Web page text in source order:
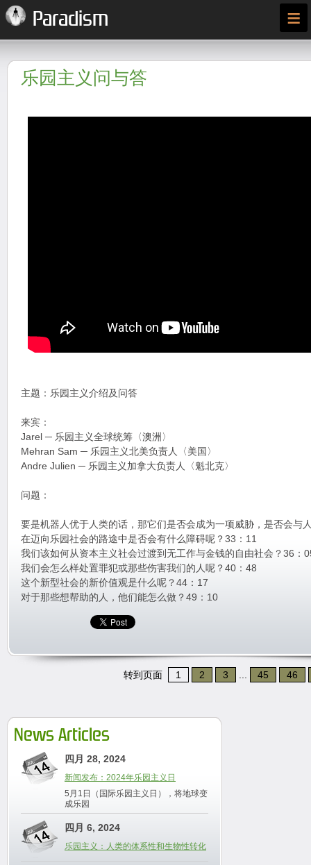
Paradism ≡
乐园主义问与答
主题：乐园主义介绍及问答
来宾：
Jarel ─ 乐园主义全球统筹〈澳洲〉
Mehran Sam ─ 乐园主义北美负责人〈美国〉
Andre Julien ─ 乐园主义加拿大负责人〈魁北克〉
问题：
要是机器人优于人类的话，那它们是否会成为一项威胁，是否会与
在迈向乐园社会的路途中是否会有什么障碍呢？33：11
我们该如何从资本主义社会过渡到无工作与金钱的自由社会？36：
我们会怎么样处置罪犯或那些伤害我们的人呢？40：48
这个新型社会的新价值观是什么呢？44：17
对于那些想帮助的人，他们能怎么做？49：10
转到页面 1 2 3 45 46
News Articles
四月 28, 2024
新闻发布：2024年乐园主义日
5月1日（国际乐园主义日），将地球变
成乐园
四月 6, 2024
乐园主义：人类的体系性和生物性转化